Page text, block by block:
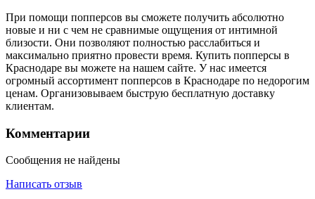
При помощи попперсов вы сможете получить абсолютно
новые и ни с чем не сравнимые ощущения от интимной
близости. Они позволяют полностью расслабиться и
максимально приятно провести время. Купить попперсы в
Краснодаре вы можете на нашем сайте. У нас имеется
огромный ассортимент попперсов в Краснодаре по недорогим
ценам. Организовываем быструю бесплатную доставку
клиентам.
Комментарии
Сообщения не найдены
Написать отзыв